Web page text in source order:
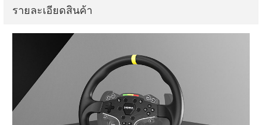
รายละเอียดสินค้า